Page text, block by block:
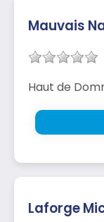
Mauvais
Haut de
Laforge